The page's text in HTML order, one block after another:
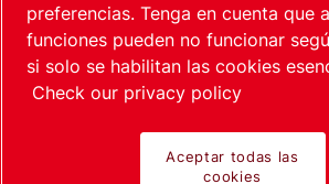
Mapa del sitioAdministrar cookies ©
Spain / ES
preferencias. Tenga en cuenta que
funciones pueden no funcionar
si solo se habilitan las cookies
Check our privacy policy
Aceptar todas las
cookies